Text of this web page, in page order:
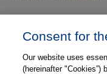
Karriere
Consent for
Our website uses
(hereinafter "Cookies”)